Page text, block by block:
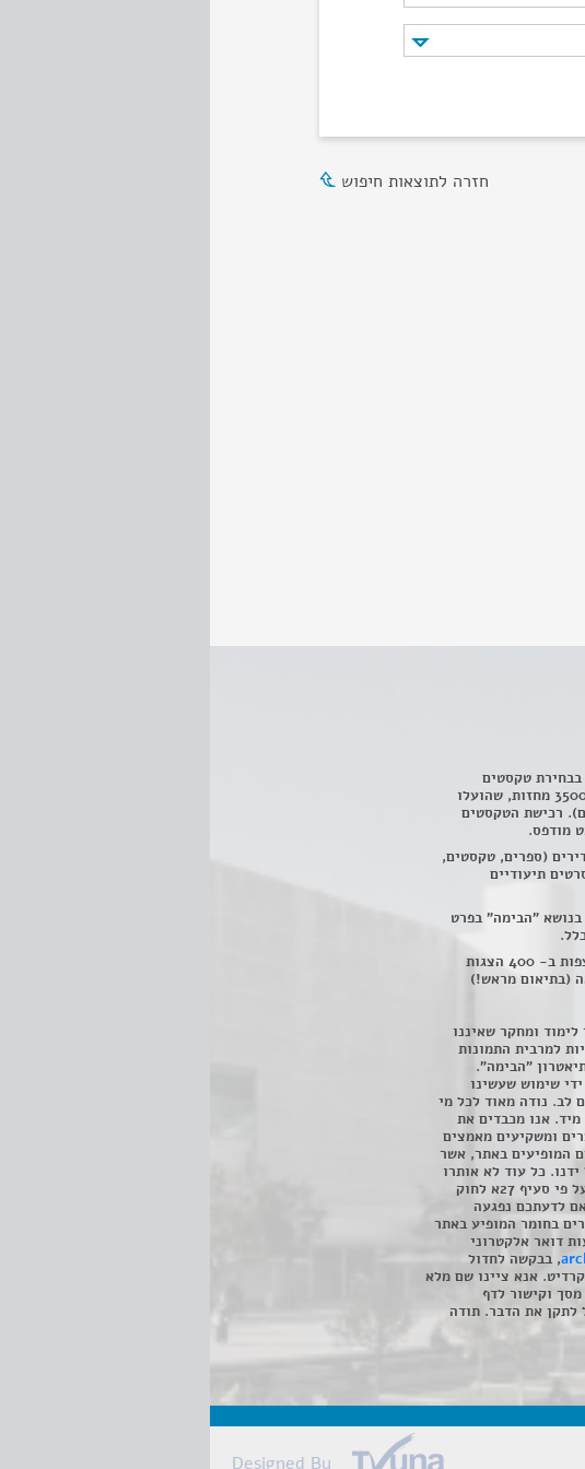
חזרה לתוצאות חיפוש
בבחירת טקסטים
ומונולוגים (מתוך למעלה מ – 3500 מחזות, שהועלו
רכישת הטקסטים
מודפס.
(ספרים, טקסטים,
תיעודיים
בנושא "הבימה" בפרט
.
חדר הצפייה מרווח ובו ניתן לצפות ב- 400 הצגות
(בתיאום מראש!)
ומחקר שאיננו
למרבית התמונות
"הבימה".
שימוש שעשינו
לב. נודה מאוד לכל מי
מיד. אנו מכבדים את
ומשקיעים מאמצים
המופיעים באתר, אשר
ידנו. כל עוד לא אותרו
בעלי הזכויות, השימוש נעשה על פי סעיף 27א לחוק
יוצרים תשס"ח-2007. אם לדעתכם נפגעה
בחומר המופיע באתר
דואר אלקטרוני
, בבקשה לחדול
אנא ציינו שם מלא
מסך וקישור לדף
לתקן את הדבר. תודה
Designed By